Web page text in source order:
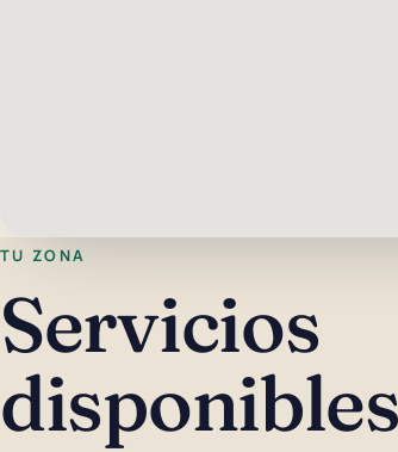
TU ZONA
Servicios
disponibles